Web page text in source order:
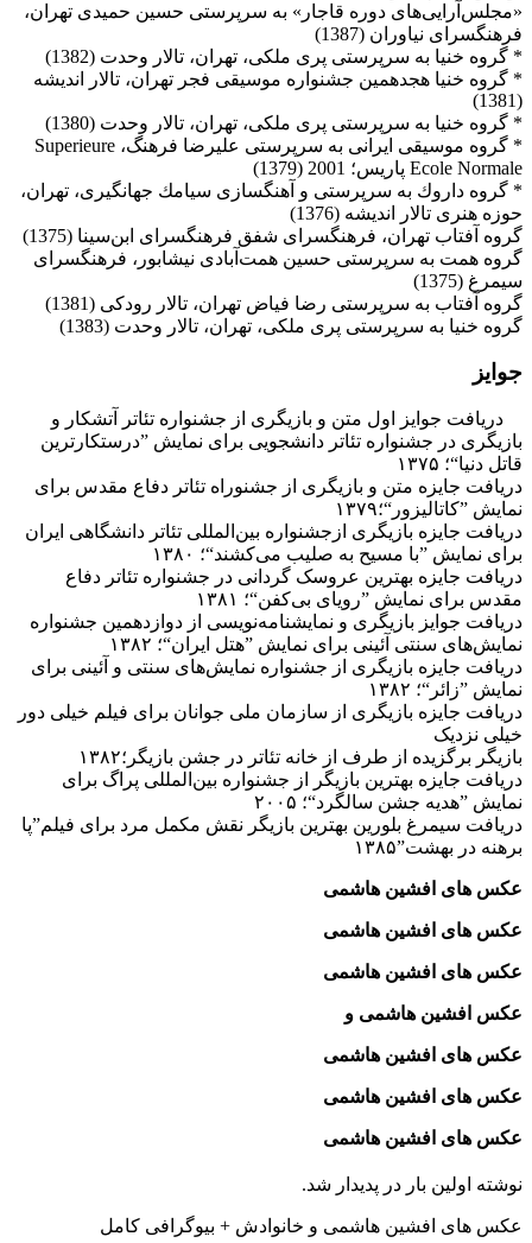
«مجلس‌آرایی‌های دوره‌ قاجار» به سرپرستی حسین حمیدی تهران،
‌فرهنگسرای نیاوران (‌‌1387‌)
‌* گروه خنیا به سرپرستی پری ملكی، تهران، تالار وحدت (1382‌)
‌* گروه خنیا هجدهمین جشنواره موسیقی فجر تهران، تالار اندیشه
(1381‌)
‌* گروه خنیا به سرپرستی پری ملكی، تهران، تالار وحدت (1380‌)
‌* گروه موسیقی ایرانی به سرپرستی علیرضا فرهنگ، Superieure
Ecole Normale ‌پاریس؛ 2001 (1379‌)
‌* گروه داروك به سرپرستی و آهنگسازی سیامك جهانگیری، تهران،
حوزه هنری ‌تالار ‌اندیشه‌ (1376‌)
‌گروه آفتاب تهران، فرهنگسرای شفق فرهنگسرای ابن‌سینا (1375‌)
‌گروه همت به سرپرستی حسین همت‌آبادی نیشابور، فرهنگسرای
سیمرغ (1375‌)
‌گروه آفتاب به سرپرستی رضا فیاض تهران، تالار رودكی (1381‌)
گروه خنیا به سرپرستی پری ملكی، تهران، تالار وحدت (1383‌)
جوایز
دریافت جوایز اول متن و بازیگری از جشنواره تئاتر آتشکار و
بازیگری در جشنواره تئاتر دانشجویی برای نمایش ”درستکارترین
قاتل دنیا“؛ ۱۳۷۵
دریافت جایزه متن و بازیگری از جشنوراه تئاتر دفاع مقدس برای
نمایش ”کاتالیزور“؛۱۳۷۹
دریافت جایزه بازیگری ازجشنواره بین‌المللی تئاتر دانشگاهی ایران
برای نمایش ”با مسیح به صلیب می‌کشند“؛ ۱۳۸۰
دریافت جایزه بهترین عروسک گردانی در جشنواره تئاتر دفاع
مقدس برای نمایش ”رویای بی‌کفن“؛ ۱۳۸۱
دریافت جوایز بازیگری و نمایشنامه‌نویسی از دوازدهمین جشنواره
نمایش‌های سنتی آئینی برای نمایش ”هتل ایران“؛ ۱۳۸۲
دریافت جایزه بازیگری از جشنواره نمایش‌های سنتی و آئینی برای
نمایش ”زائر“؛ ۱۳۸۲
دریافت جایزه بازیگری از سازمان ملی جوانان برای فیلم خیلی دور
خیلی نزدیک
بازیگر برگزیده از طرف از خانه تئاتر در جشن بازیگر؛۱۳۸۲
دریافت جایزه بهترین بازیگر از جشنواره بین‌المللی پراگ برای
نمایش ”هدیه جشن سالگرد“؛ ۲۰۰۵
دریافت سیمرغ بلورین بهترین بازیگر نقش مکمل مرد برای فیلم”پا
برهنه در بهشت”۱۳۸۵
عکس های افشین هاشمی
عکس های افشین هاشمی
عکس های افشین هاشمی
عکس افشین هاشمی و
عکس های افشین هاشمی
عکس های افشین هاشمی
عکس های افشین هاشمی
نوشته اولین بار در پدیدار شد.
عکس های افشین هاشمی و خانوادش + بیوگرافی کامل